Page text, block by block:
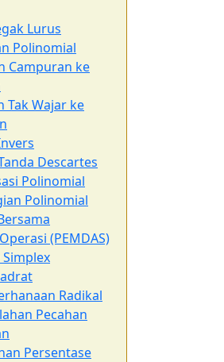
Lurus
Polinomial
Campuran ke
Tak Wajar ke
Descartes
Polinomial
Polinomial
(PEMDAS)
Radikal
Pecahan
Persentase